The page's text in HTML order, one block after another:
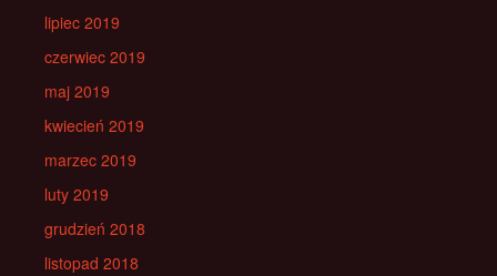
lipiec 2019
czerwiec 2019
maj 2019
kwiecień 2019
marzec 2019
luty 2019
grudzień 2018
listopad 2018